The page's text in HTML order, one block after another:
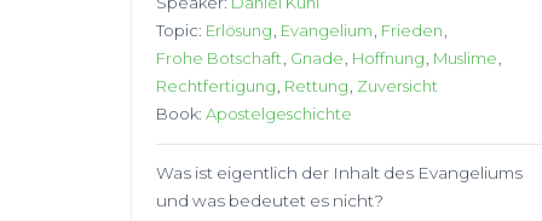
Topic: Erlösung, Evangelium, Frieden,
Frohe Botschaft, Gnade, Hoffnung, Muslime,
Rechtfertigung, Rettung, Zuversicht
Book:Apostelgeschichte
Was ist eigentlich der Inhalt des Evangeliums
und was bedeutet es nicht?